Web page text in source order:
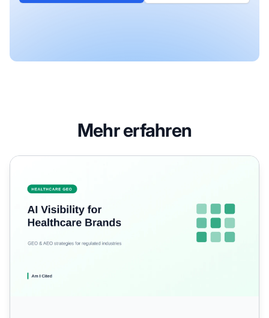
Mehr erfahren
So optimieren Sie Healthcare-Marken für die KI-Such-